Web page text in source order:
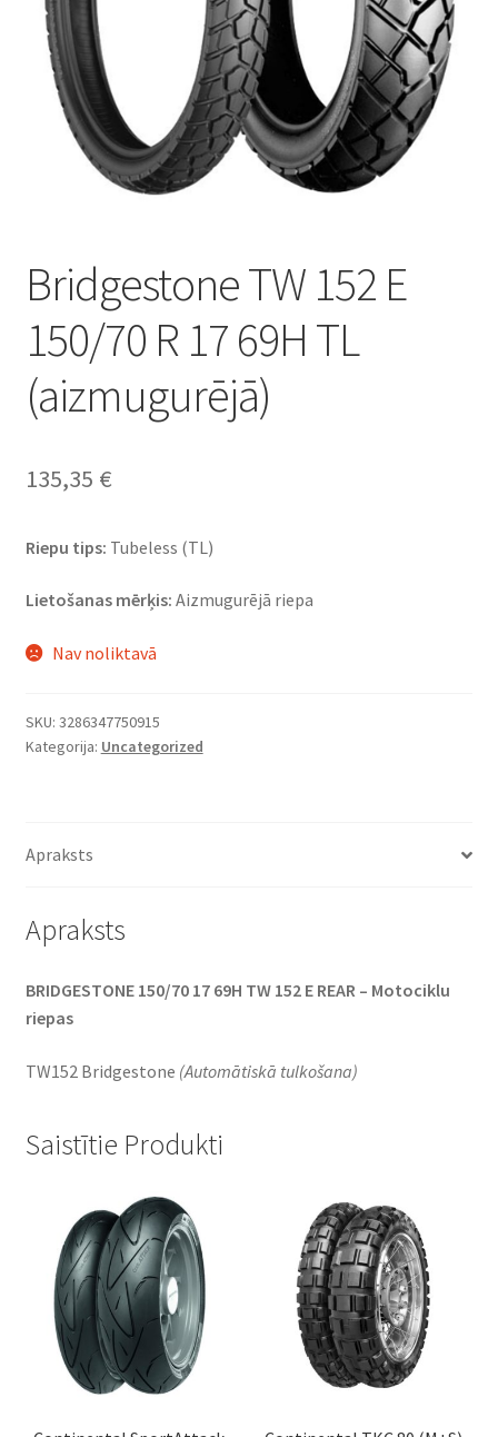
Bridgestone TW 152 E
150/70 R 17 69H TL
(aizmugurējā)
135,35 €
Riepu tips: Tubeless (TL)
Lietošanas mērķis: Aizmugurējā riepa
Nav noliktavā
SKU: 3286347750915
Kategorija: Uncategorized
Apraksts
Apraksts
BRIDGESTONE 150/70 17 69H TW 152 E REAR – Motociklu
riepas
TW152 Bridgestone (Automātiskā tulkošana)
Saistītie Produkti